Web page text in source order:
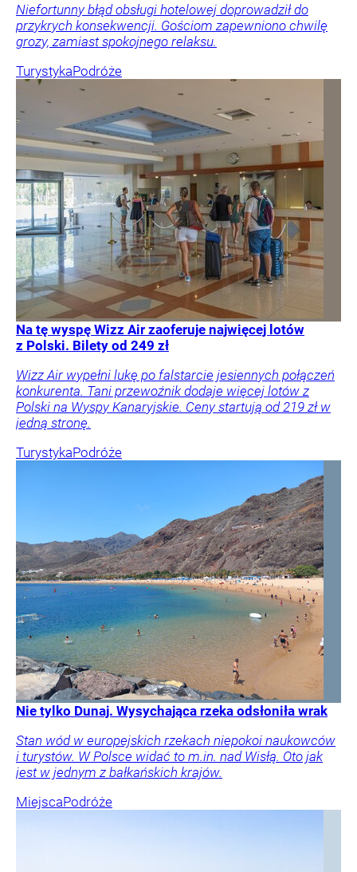
Niefortunny błąd obsługi hotelowej doprowadził do
przykrych konsekwencji. Gościom zapewniono chwilę
grozy, zamiast spokojnego relaksu.
TurystykaPodróże
Na tę wyspę Wizz Air zaoferuje najwięcej lotów
z Polski. Bilety od 249 zł
Wizz Air wypełni lukę po falstarcie jesiennych połączeń
konkurenta. Tani przewoźnik dodaje więcej lotów z
Polski na Wyspy Kanaryjskie. Ceny startują od 219 zł w
jedną stronę.
TurystykaPodróże
Nie tylko Dunaj. Wysychająca rzeka odsłoniła wrak
Stan wód w europejskich rzekach niepokoi naukowców
i turystów. W Polsce widać to m.in. nad Wisłą. Oto jak
jest w jednym z bałkańskich krajów.
MiejscaPodróże